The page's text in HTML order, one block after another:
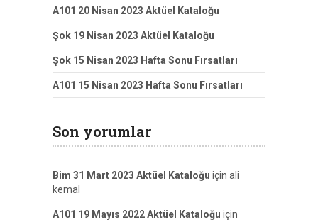
A101 20 Nisan 2023 Aktüel Kataloğu
Şok 19 Nisan 2023 Aktüel Kataloğu
Şok 15 Nisan 2023 Hafta Sonu Fırsatları
A101 15 Nisan 2023 Hafta Sonu Fırsatları
Son yorumlar
Bim 31 Mart 2023 Aktüel Kataloğu için ali
kemal
A101 19 Mayıs 2022 Aktüel Kataloğu için